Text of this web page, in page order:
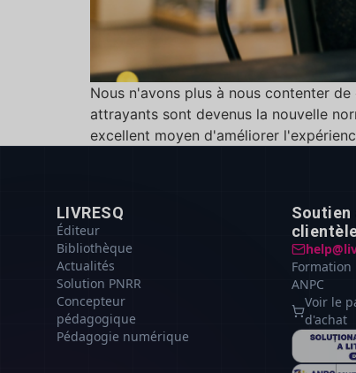
Nous n'avons plus à nous contenter
attrayants sont devenus la nouvelle
excellent moyen d'améliorer
LIVRESQ
Éditeur
Bibliothèque
Actualités
Solution PNRR
Concepteur
pédagogique
Pédagogie numérique
Soutien
Formation
ANPC
Voir le
d'achat